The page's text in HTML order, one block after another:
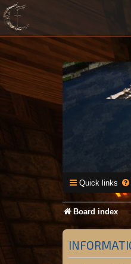
Quick links
Board index